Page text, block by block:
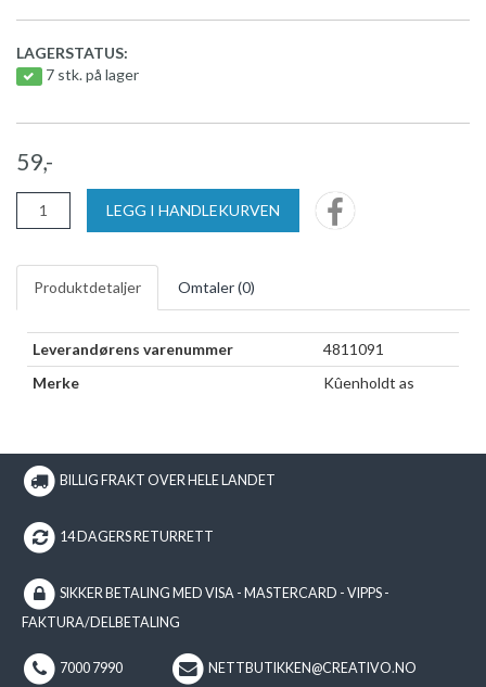
LAGERSTATUS:
7 stk. på lager
59,-
LEGG I HANDLEKURVEN
Produktdetaljer Omtaler (0)
Leverandørens varenummer
4811091
Merke
Kûenholdt as
BILLIG FRAKT OVER HELE LANDET
14 DAGERS RETURRETT
SIKKER BETALING MED VISA - MASTERCARD - VIPPS -
FAKTURA/DELBETALING
7000 7990 NETTBUTIKKEN@CREATIVO.NO